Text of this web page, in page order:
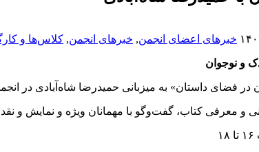
خبرهای اعضای انجمن, خبرهای انجمن, کلاس‌ها و
و نوجوان
فضای داستان» به میزبانی حمیدرضا شاه‌آبادی در
و معرفی کتاب، گفت‌وگو با مهمانان ویژه و نمایش و